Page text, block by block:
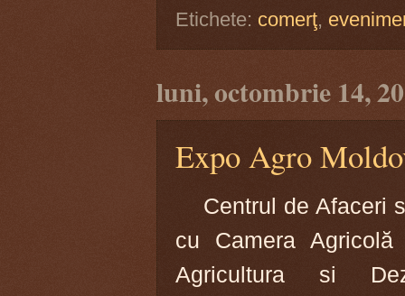
Etichete: comerţ,
luni, octombrie 14,
Expo Agro
Centrul de Afaceri
cu Camera
Agricultura si